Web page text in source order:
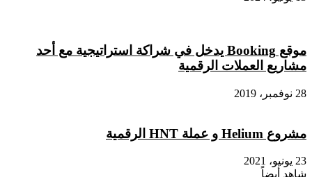
موقع Booking يدخل في شراكة استراتيجية مع أحد
مشاريع العملات الرقمية
28 نوفمبر، 2019
مشروع Helium و عملة HNT الرقمية
23 يونيو، 2021
شاهد أيضاً